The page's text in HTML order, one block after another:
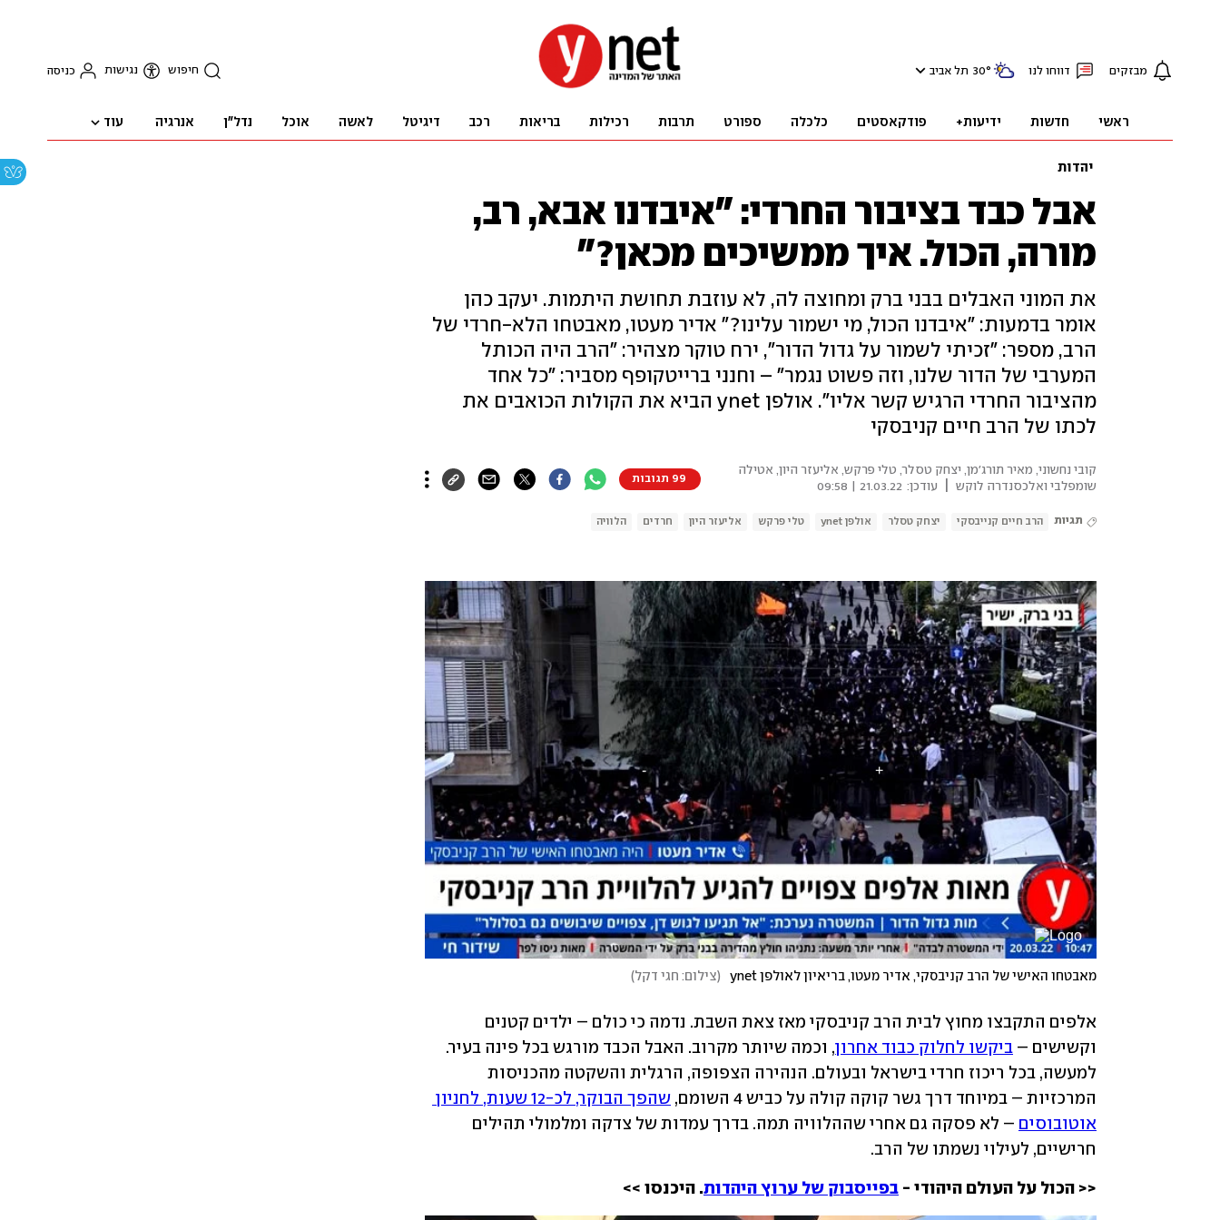
מבזקים דווחו לנו 30° תל אביב חיפוש נגישות כניסה
ראשי חדשות ידיעות+ פודקאסטים כלכלה ספורט תרבות רכילות בריאות רכב דיגיטל לאשה אוכל נדל"ן אנרגיה עוד
יהדות
אבל כבד בציבור החרדי: "איבדנו אבא, רב,
מורה, הכול. איך ממשיכים מכאן?"
את המוני האבלים בבני ברק ומחוצה לה, לא עוזבת תחושת היתמות. יעקב כהן
אומר בדמעות: "איבדנו הכול, מי ישמור עלינו?" אדיר מעטו, מאבטחו הלא-חרדי של
הרב, מספר: "זכיתי לשמור על גדול הדור", ירח טוקר מצהיר: "הרב היה הכותל
המערבי של הדור שלנו, וזה פשוט נגמר" – וחנני ברייטקופף מסביר: "כל אחד
מהציבור החרדי הרגיש קשר אליו". אולפן ynet הביא את הקולות הכואבים את
לכתו של הרב חיים קניבסקי
קובי נחשוני, מאיר תורג'מן, יצחק טסלר, טלי פרקש, אליעזר היון, אטילה
שומפלבי ואלכסנדרה לוקש
עודכן: 21.03.22 | 09:58
99 תגובות
תגיות הרב חיים קנייבסקי יצחק טסלר אולפן ynet טלי פרקש אליעזר היון חרדים הלוויה
מאבטחו האישי של הרב קניבסקי, אדיר מעטו, בריאיון לאולפן ynet (צילום: חגי דקל)
וקשישים – ביקשו לחלוק כבוד אחרון
המרכזיות – במיוחד דרך גשר קוקה קולה על כביש 4 השומם,
אוטובוסים
חרישיים, לעילוי נשמתו של הרב.
<< הכול על העולם היהודי - בפייסבוק של ערוץ היהדות. היכנסו >>